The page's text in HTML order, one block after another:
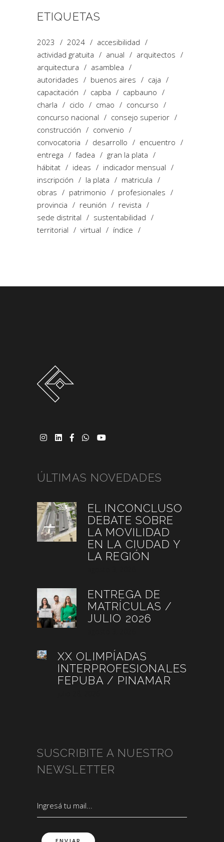
ETIQUETAS
2023 2024
accesibilidad
actividad gratuita
anual
arquitectos
arquitectura
asamblea
autoridades
buenos aires
caja
capacitación
capba
capbauno
charla
ciclo cmao
concurso
concurso nacional
consejo superior
construcción
convenio
convocatoria
desarrollo
encuentro
entrega
fadea
gran la plata
hábitat
ideas
indicador mensual
inscripción
la plata
matricula
obras
patrimonio
profesionales
provincia
reunión
revista
sede distrital
sustentabilidad
territorial
virtual índice
ÚLTIMAS NOVEDADES
EL INCONCLUSO
DEBATE SOBRE
LA MOVILIDAD
EN LA CIUDAD Y
LA REGIÓN
ENTREGA DE
MATRÍCULAS /
JULIO 2026
XX OLIMPÍADAS
INTERPROFESIONALES
FEPUBA / PINAMAR
SUSCRIBITE A NUESTRO
NEWSLETTER